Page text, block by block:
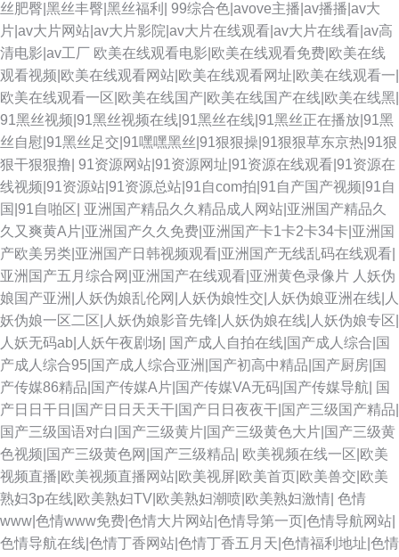
软件91 天堂逼色 九一在线看 国产探花91精品 wwwcnAV 在线免费九一网站
欧美日本三级A片 AV性爱一本道 超碰在线操香蕉 成人伊人性爱网 福利视频
欧美 欧美亚成人网 一本到道 黄网站观看入口 超碰91在线 国产久久精品 九
九精品九九国产 91香蕉蜜桃 日韩欧美h 在綫艹擦自拍 黑丝黄色片 日韩AV官
网 成人久久免费 美国性福福利导航 九一传媒影视传媒 日韩欧美大B 成人网
站69欧美 久热精品视频在线 黑丝在线 操逼福利社 日日爱影视 东京热色图片
国产9在线播放 狠狠操狠 日本电影av 豆花社区视频 99超碰人人草 影音先锋
亚洲色图 欧美射精 97性视频 午夜福利小视频 亚洲情色国豆花 韩日2区 老湿
影院在线观看 免费看阿片 午夜欧美毛 黄色九九毛片 91偷拍在线 青草网在线
91黑丝 欧美性生交美女 影音先锋91看片 欧洲一级午老q www一区 wwww日
本另 91深夜视频 亚洲污久 国产精品日逼 日韩福利视频导航 日韩二级网站
日韩精品国产欧美 美女搞黄 人妻福利导航 免费成人17c 岛国大片无码 天天
夜夜肏 婷婷色色网 久久草福利www 男人色色天堂 俺去射啦 日本色色 91综
丝肥臀|黑丝丰臀|黑丝福利|
99综合色|avove主播|av播播|av大
片|av大片网站|av大片影院|av大片在线观看|av大片在线看|av高
清电影|av工厂 欧美在线观看电影|欧美在线观看免费|欧美在线
观看视频|欧美在线观看网站|欧美在线观看网址|欧美在线观看一|
欧美在线观看一区|欧美在线国产|欧美在线国产在线|欧美在线黑|
91黑丝视频|91黑丝视频在线|91黑丝在线|91黑丝正在播放|91黑
丝自慰|91黑丝足交|91嘿嘿黑丝|91狠狠操|91狠狠草东京热|91狠
狠干狠狠撸| 91资源网站|91资源网址|91资源在线观看|91资源在
线视频|91资源站|91资源总站|91自com拍|91自产国产视频|91自
国|91自啪区| 亚洲国产精品久久精品成人网站|亚洲国产精品久
久又爽黄A片|亚洲国产久久免费|亚洲国产卡1卡2卡34卡|亚洲国
产欧美另类|亚洲国产日韩视频观看|亚洲国产无线乱码在线观看|
亚洲国产五月综合网|亚洲国产在线观看|亚洲黄色录像片 人妖伪
娘国产亚洲|人妖伪娘乱伦网|人妖伪娘性交|人妖伪娘亚洲在线|人
妖伪娘一区二区|人妖伪娘影音先锋|人妖伪娘在线|人妖伪娘专区|
人妖无码ab|人妖午夜剧场|
国产成人自拍在线|国产成人综合|国
产成人综合95|国产成人综合亚洲|国产初高中精品|国产厨房|国
产传媒86精品|国产传媒A片|国产传媒VA无码|国产传媒导航|
国
产日日干日|国产日日天天干|国产日日夜夜干|国产三级国产精品|
国产三级国语对白|国产三级黄片|国产三级黄色大片|国产三级黄
色视频|国产三级黄色网|国产三级精品| 欧美视频在线一区|欧美
视频直播|欧美视频直播网站|欧美视屏|欧美首页|欧美兽交|欧美
熟妇3p在线|欧美熟妇TV|欧美熟妇潮喷|欧美熟妇激情| 色情
www|色情www免费|色情大片网站|色情导第一页|色情导航网站|
色情导航在线|色情丁香网站|色情丁香五月天|色情福利地址|色情